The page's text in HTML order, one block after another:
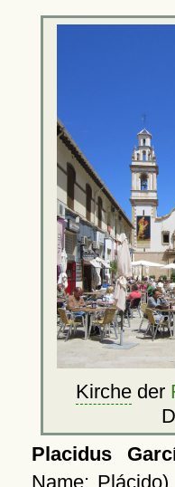
Kircheder
Placidus
Name: